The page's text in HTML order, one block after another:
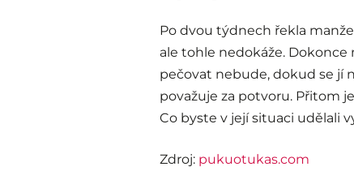
Po dvou týdnech řekla
ale tohle nedokáže. Dokonce
pečovat nebude, dokud se jí
považuje za potvoru. Přitom
Co byste v její situaci udělali
Zdroj: pukuotukas.com